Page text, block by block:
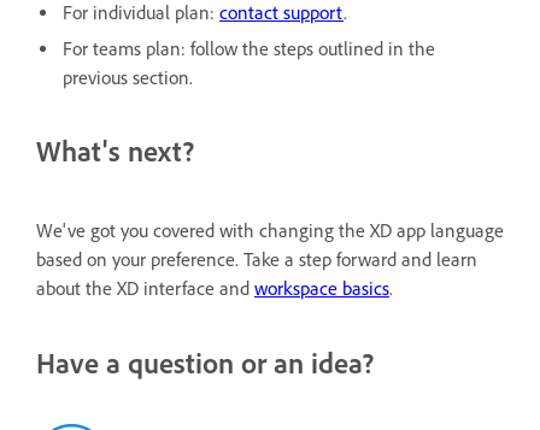
For individual plan: contact support.
For teams plan: follow the steps outlined in the
previous section.
What's next?
We've got you covered with changing the XD app language
based on your preference. Take a step forward and learn
about the XD interface and workspace basics.
Have a question or an idea?